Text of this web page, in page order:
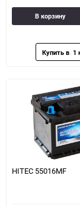
В корзину
HITEC 55016MF